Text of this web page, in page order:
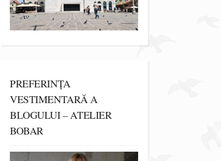
PREFERINȚA
VESTIMENTARĂ A
BLOGULUI – ATELIER
BOBAR